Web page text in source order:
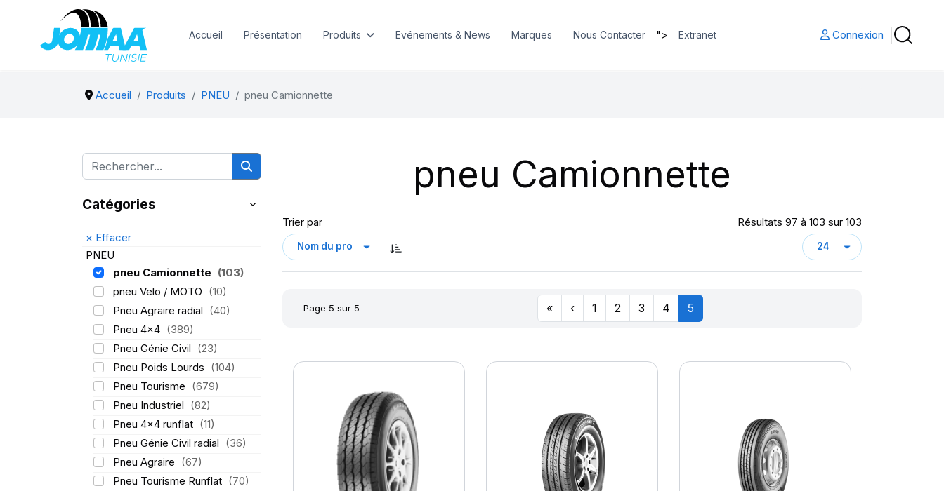
Accueil Présentation Produits Evénements & News Marques Nous Contacter "> Extranet Connexion
Accueil Produits PNEU pneu Camionnette
Catégories
× Effacer
PNEU
pneu Camionnette (103)
pneu Velo / MOTO (10)
Pneu Agraire radial (40)
Pneu 4x4 (389)
Pneu Génie Civil (23)
Pneu Poids Lourds (104)
Pneu Tourisme (679)
Pneu Industriel (82)
Pneu 4x4 runflat (11)
Pneu Génie Civil radial (36)
Pneu Agraire (67)
Pneu Tourisme Runflat (70)
pneu Camionnette
Trier par Résultats 97 à 103 sur 103
Page 5 sur 5 « ‹ 1 2 3 4 5